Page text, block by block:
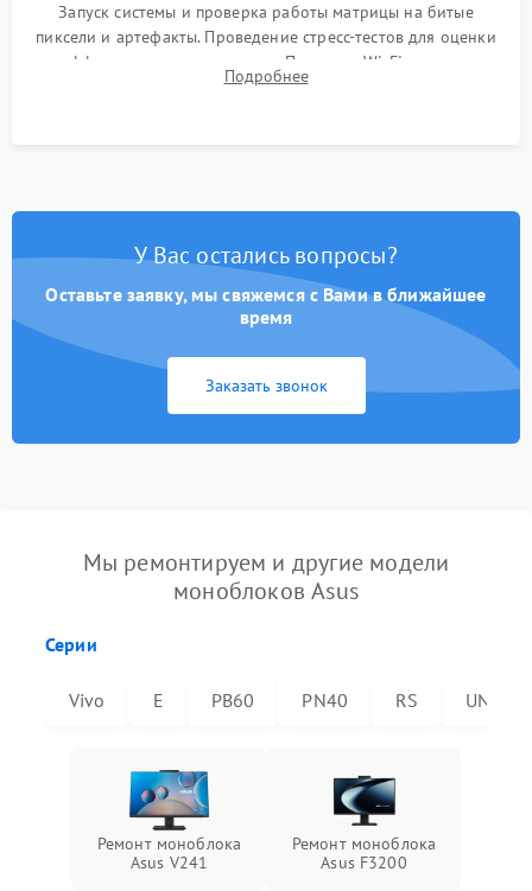
Запуск системы и проверка работы матрицы на битые
пиксели и артефакты. Проведение стресс-тестов для оценки
эффективности охлаждения. Проверка Wi-Fi, камеры,
микрофона и всех портов перед выдачей устройства.
Подробнее
У Вас остались вопросы?
Оставьте заявку, мы свяжемся с Вами в ближайшее
время
Заказать звонок
Мы ремонтируем и другие модели
моноблоков Asus
Серии
Vivo E PB60 PN40 RS UN
Ремонт моноблока
Asus V241
Ремонт моноблока
Asus F3200